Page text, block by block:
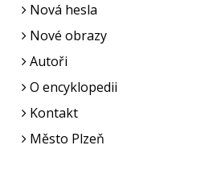
Nová hesla
Nové obrazy
Autoři
O encyklopedii
Kontakt
Město Plzeň